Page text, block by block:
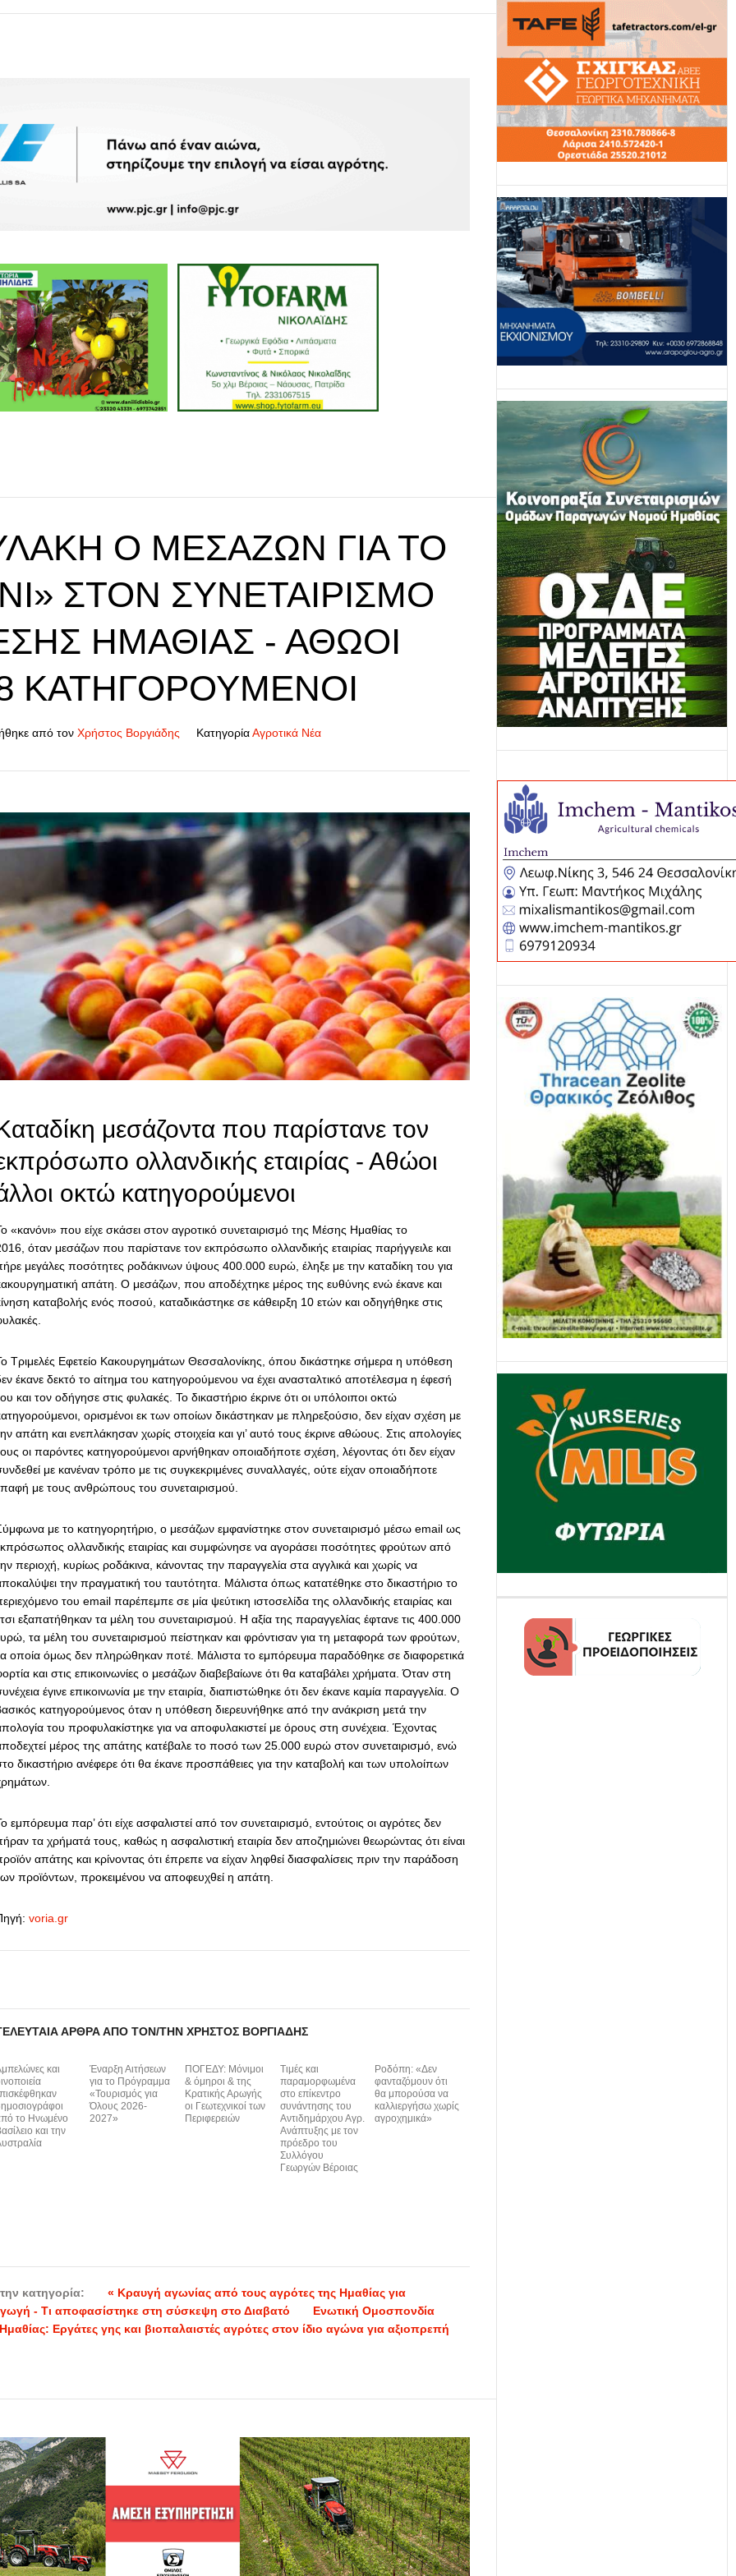
Ο ΜΕΣΆΖΩΝ ΓΙΑ ΤΟ
ΣΤΟΝ ΣΥΝΕΤΑΙΡΙΣΜΌ
ΗΜΑΘΊΑΣ - ΑΘΏΟΙ
ΚΑΤΗΓΟΡΟΎΜΕΝΟΙ
από τον Χρήστος Βοργιάδης Κατηγορία Αγροτικά Νέα
μεσάζοντα που παρίστανε τον
ολλανδικής εταιρίας - Αθώοι
οκτώ κατηγορούμενοι
«κανόνι» που είχε σκάσει στον αγροτικό συνεταιρισμό της Mέσης Ημαθίας το
όταν μεσάζων που παρίστανε τον εκπρόσωπο ολλανδικής εταιρίας παρήγγειλε και
μεγάλες ποσότητες ροδάκινων ύψους 400.000 ευρώ, έληξε με την καταδίκη του για
απάτη. Ο μεσάζων, που αποδέχτηκε μέρος της ευθύνης ενώ έκανε και
καταβολής ενός ποσού, καταδικάστηκε σε κάθειρξη 10 ετών και οδηγήθηκε στις
Τριμελές Εφετείο Κακουργημάτων Θεσσαλονίκης, όπου δικάστηκε σήμερα η υπόθεση
έκανε δεκτό το αίτημα του κατηγορούμενου να έχει ανασταλτικό αποτέλεσμα η έφεσή
και τον οδήγησε στις φυλακές. Το δικαστήριο έκρινε ότι οι υπόλοιποι οκτώ
ορισμένοι εκ των οποίων δικάστηκαν με πληρεξούσιο, δεν είχαν σχέση με
απάτη και ενεπλάκησαν χωρίς στοιχεία και γι’ αυτό τους έκρινε αθώους. Στις απολογίες
οι παρόντες κατηγορούμενοι αρνήθηκαν οποιαδήποτε σχέση, λέγοντας ότι δεν είχαν
με κανέναν τρόπο με τις συγκεκριμένες συναλλαγές, ούτε είχαν οποιαδήποτε
με τους ανθρώπους του συνεταιρισμού.
με το κατηγορητήριο, ο μεσάζων εμφανίστηκε στον συνεταιρισμό μέσω email ως
ολλανδικής εταιρίας και συμφώνησε να αγοράσει ποσότητες φρούτων από
περιοχή, κυρίως ροδάκινα, κάνοντας την παραγγελία στα αγγλικά και χωρίς να
την πραγματική του ταυτότητα. Μάλιστα όπως κατατέθηκε στο δικαστήριο το
του email παρέπεμπε σε μία ψεύτικη ιστοσελίδα της ολλανδικής εταιρίας και
εξαπατήθηκαν τα μέλη του συνεταιρισμού. Η αξία της παραγγελίας έφτανε τις 400.000
τα μέλη του συνεταιρισμού πείστηκαν και φρόντισαν για τη μεταφορά των φρούτων,
οποία όμως δεν πληρώθηκαν ποτέ. Μάλιστα το εμπόρευμα παραδόθηκε σε διαφορετικά
και στις επικοινωνίες ο μεσάζων διαβεβαίωνε ότι θα καταβάλει χρήματα. Όταν στη
έγινε επικοινωνία με την εταιρία, διαπιστώθηκε ότι δεν έκανε καμία παραγγελία. Ο
κατηγορούμενος όταν η υπόθεση διερευνήθηκε από την ανάκριση μετά την
του προφυλακίστηκε για να αποφυλακιστεί με όρους στη συνέχεια. Έχοντας
μέρος της απάτης κατέβαλε το ποσό των 25.000 ευρώ στον συνεταιρισμό, ενώ
δικαστήριο ανέφερε ότι θα έκανε προσπάθειες για την καταβολή και των υπολοίπων
εμπόρευμα παρ’ ότι είχε ασφαλιστεί από τον συνεταιρισμό, εντούτοις οι αγρότες δεν
τα χρήματά τους, καθώς η ασφαλιστική εταιρία δεν αποζημιώνει θεωρώντας ότι είναι
απάτης και κρίνοντας ότι έπρεπε να είχαν ληφθεί διασφαλίσεις πριν την παράδοση
προϊόντων, προκειμένου να αποφευχθεί η απάτη.
voria.gr
ΆΡΘΡΑ ΑΠΌ ΤΟΝ/ΤΗΝ ΧΡΉΣΤΟΣ ΒΟΡΓΙΆΔΗΣ
και
το Ηνωμένο
και την
Έναρξη Αιτήσεων
για το Πρόγραμμα
«Τουρισμός για
Όλους 2026-
2027»
ΠΟΓΕΔΥ: Μόνιμοι
& όμηροι & της
Κρατικής Αρωγής
οι Γεωτεχνικοί των
Περιφερειών
Τιμές και
παραμορφωμένα
στο επίκεντρο
συνάντησης του
Αντιδημάρχου Αγρ.
Ανάπτυξης με τον
πρόεδρο του
Συλλόγου
Γεωργών Βέροιας
Ροδόπη: «Δεν
φανταζόμουν ότι
θα μπορούσα να
καλλιεργήσω χωρίς
αγροχημικά»
κατηγορία:
« Κραυγή αγωνίας από τους αγρότες της Ημαθίας για
- Τι αποφασίστηκε στη σύσκεψη στο Διαβατό
Ενωτική Ομοσπονδία
Εργάτες γης και βιοπαλαιστές αγρότες στον ίδιο αγώνα για αξιοπρεπή